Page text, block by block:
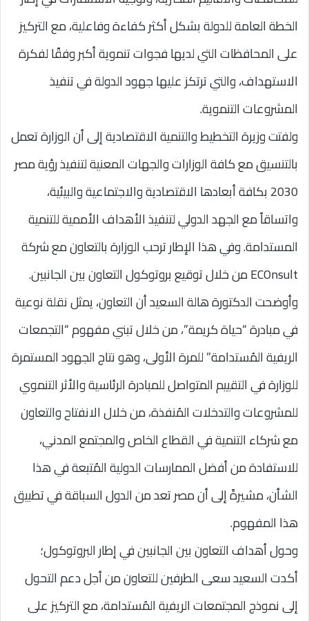
الخطة العامة للدولة بشكل أكثر كفاءة وفاعلية، مع التركيز
على المحافظات التي لديها فجوات تنموية أكبر وفقًا لفكرة
الاستهداف، والتي ترتكز عليها جهود الدولة في تنفيذ
المشروعات التنموية.
ولفتت وزيرة التخطيط والتنمية الاقتصادية إلى أن الوزارة تعمل
بالتنسيق مع كافة الوزارات والجهات المعنية لتنفيذ رؤية مصر
2030 بكافة أبعادها الاقتصادية والاجتماعية والبيئية،
واتساقاً مع الجهد الدولي لتنفيذ الأهداف الأممية للتنمية
المستدامة. وفي هذا الإطار ترحب الوزارة بالتعاون مع شركة
ECOnsult من خلال توقيع بروتوكول التعاون بين الجانبين.
وأوضحت الدكتورة هالة السعيد أن التعاون، يمثل نقلة نوعية
في مبادرة “حياة كريمة”، من خلال تبني مفهوم “التجمعات
الريفية المُستدامة” للمرة الأولى، وهو نتاج الجهود المستمرة
للوزارة في التقييم المتواصل للمبادرة الرئاسية والأثر التنموي
للمشروعات والتدخلات المُنفذة، من خلال الانفتاح والتعاون
مع شركاء التنمية في القطاع الخاص والمجتمع المدني،
للاستفادة من أفضل الممارسات الدولية المُتبعة في هذا
الشأن، مشيرةً إلى أن مصر تعد من الدول السباقة في تطبيق
هذا المفهوم.
وحول أهداف التعاون بين الجانبين في إطار البروتوكول؛
أكدت السعيد سعى الطرفين للتعاون من أجل دعم التحول
إلى نموذج المجتمعات الريفية المُستدامة، مع التركيز على